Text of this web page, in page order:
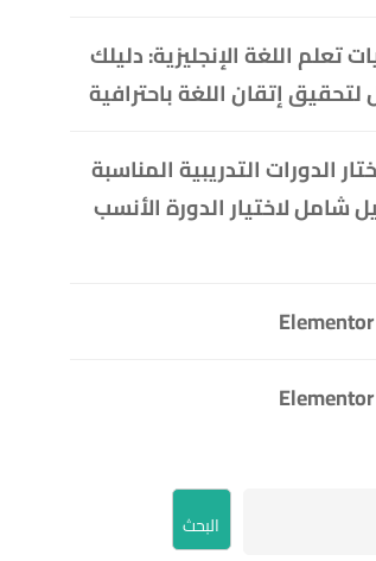
تعلم اللغة الإنجليزية: دليلك
لتحقيق إتقان اللغة باحترافية
الدورات التدريبية المناسبة
شامل لاختيار الدورة الأنسب
البحث